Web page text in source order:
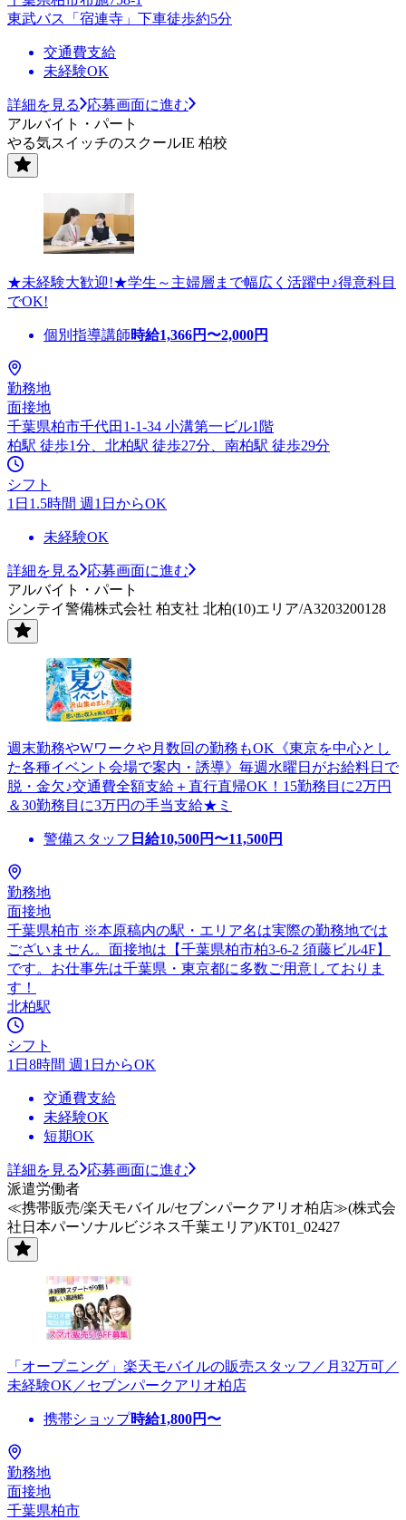
東武バス「宿連寺」下車徒歩約5分
交通費支給
未経験OK
詳細を見る
応募画面に進む
アルバイト・パート
やる気スイッチのスクールIE 柏校
★未経験大歓迎!★学生～主婦層まで幅広く活躍中♪得意科目
でOK!
個別指導講師時給1,366円〜2,000円
勤務地
面接地
千葉県柏市千代田1-1-34 小溝第一ビル1階
柏駅 徒歩1分、北柏駅 徒歩27分、南柏駅 徒歩29分
シフト
1日1.5時間 週1日からOK
未経験OK
詳細を見る
応募画面に進む
アルバイト・パート
シンテイ警備株式会社 柏支社 北柏(10)エリア/A3203200128
週末勤務やWワークや月数回の勤務もOK《東京を中心とし
た各種イベント会場で案内・誘導》毎週水曜日がお給料日で
脱・金欠♪交通費全額支給＋直行直帰OK！15勤務目に2万円
＆30勤務目に3万円の手当支給★ミ
警備スタッフ 日給10,500円〜11,500円
勤務地
面接地
千葉県柏市 ※本原稿内の駅・エリア名は実際の勤務地では
ございません。面接地は【千葉県柏市柏3-6-2 須藤ビル4F】
です。お仕事先は千葉県・東京都に多数ご用意しておりま
す！
北柏駅
シフト
1日8時間 週1日からOK
交通費支給
未経験OK
短期OK
詳細を見る
応募画面に進む
派遣労働者
≪携帯販売/楽天モバイル/セブンパークアリオ柏店≫(株式会
社日本パーソナルビジネス千葉エリア)/KT01_02427
「オープニング」楽天モバイルの販売スタッフ／月32万可／
未経験OK／セブンパークアリオ柏店
携帯ショップ時給1,800円〜
勤務地
面接地
千葉県柏市